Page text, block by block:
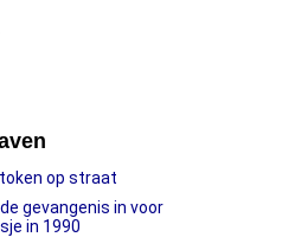
op straat
gevangenis in voor
in 1990